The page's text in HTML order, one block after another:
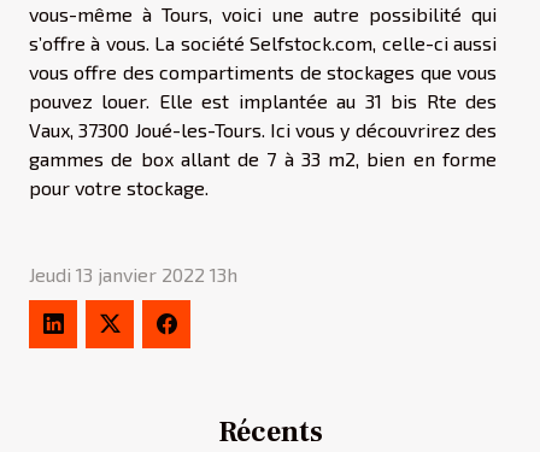
vous-même à Tours, voici une autre possibilité qui
s’offre à vous. La société Selfstock.com, celle-ci aussi
vous offre des compartiments de stockages que vous
pouvez louer. Elle est implantée au 31 bis Rte des
Vaux, 37300 Joué-les-Tours. Ici vous y découvrirez des
gammes de box allant de 7 à 33 m2, bien en forme
pour votre stockage.
Jeudi 13 janvier 2022 13h
Récents